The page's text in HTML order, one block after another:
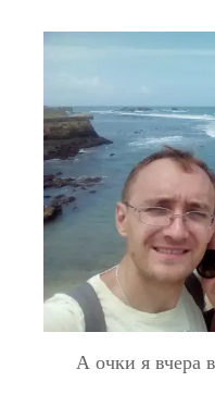
А очки я вчера